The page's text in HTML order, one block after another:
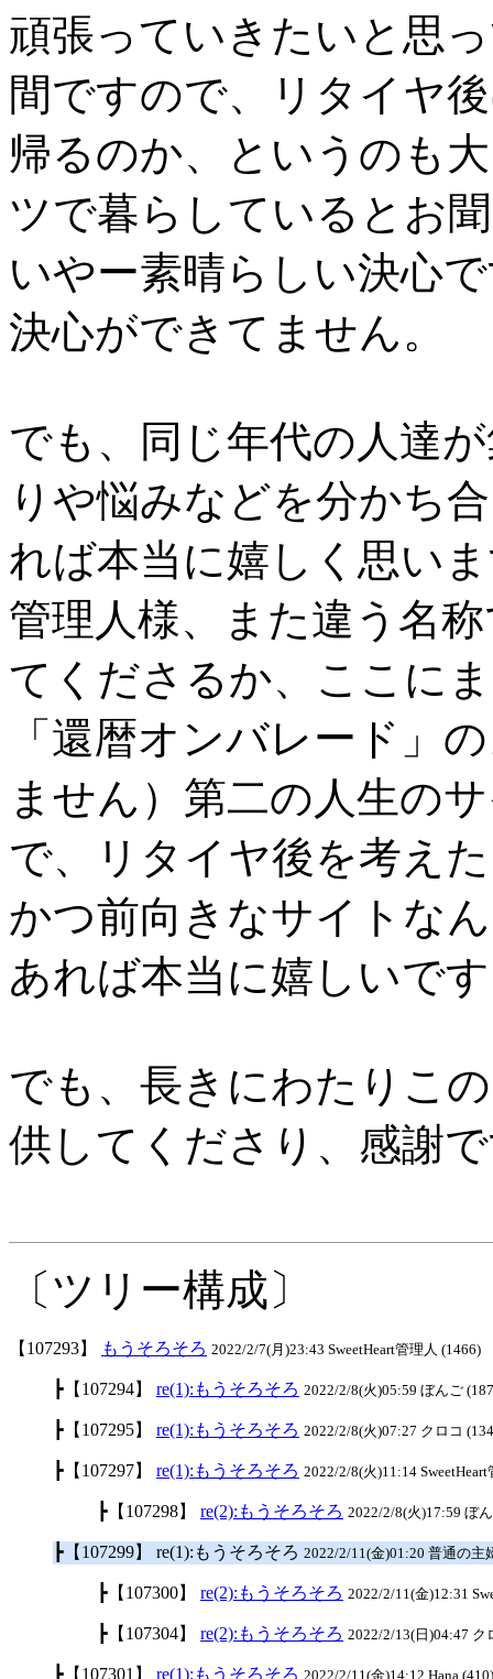
頑張っていきたいと思
間ですので、リタイヤ
帰るのか、というのも
ツで暮らしているとお
いやー素晴らしい決心
決心ができてません。
でも、同じ年代の人達
りや悩みなどを分かち
れば本当に嬉しく思い
管理人様、また違う名
てくださるか、ここに
「還暦オンバレード」
ません）第二の人生の
で、リタイヤ後を考え
かつ前向きなサイトな
あれば本当に嬉しいで
でも、長きにわたりこ
供してくださり、感謝
〔ツリー構成〕
【107293】 もうそろそろ 2022/2/7(月)23:43 SweetHeart管理人 (1466)
┣【107294】 re(1):もうそろそろ 2022/2/8(火)05:59 ぼんご
┣【107295】 re(1):もうそろそろ 2022/2/8(火)07:27 クロコ
┣【107297】 re(1):もうそろそろ 2022/2/8(火)11:14
┣【107298】 re(2):もうそろそろ 2022/2/8(火)17:59 ぼ
┣【107299】 re(1):もうそろそろ 2022/2/11(金)01:20 普通の主
┣【107300】 re(2):もうそろそろ 2022/2/11(金)12:31
┣【107304】 re(2):もうそろそろ 2022/2/13(日)04:47 ク
┣【107301】 re(1):もうそろそろ 2022/2/11(金)14:12 Hana (410)